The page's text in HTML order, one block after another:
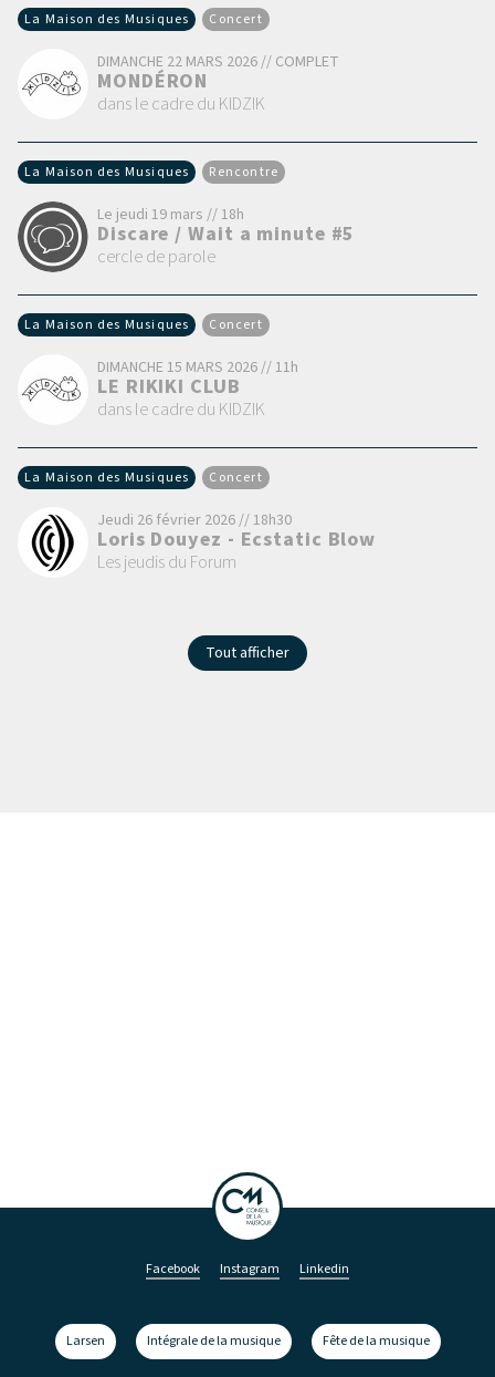
La Maison des Musiques Concert
DIMANCHE 22 MARS 2026 // COMPLET
MONDÉRON
dans le cadre du KIDZIK
La Maison des Musiques Rencontre
Le jeudi 19 mars // 18h
Discare / Wait a minute #5
cercle de parole
La Maison des Musiques Concert
DIMANCHE 15 MARS 2026 // 11h
LE RIKIKI CLUB
dans le cadre du KIDZIK
La Maison des Musiques Concert
Jeudi 26 février 2026 // 18h30
Loris Douyez - Ecstatic Blow
Les jeudis du Forum
Tout afficher
Facebook Instagram Linkedin
Larsen Intégrale de la musique Fête de la musique